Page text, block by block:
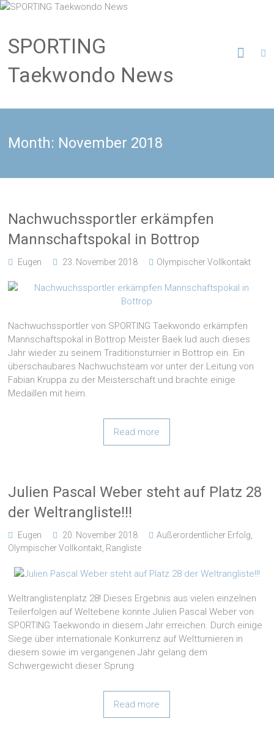
SPORTING
Taekwondo News
Month: November 2018
Nachwuchssportler erkämpfen
Mannschaftspokal in Bottrop
Eugen 23. November 2018 Olympischer Vollkontakt
Nachwuchssportler von SPORTING Taekwondo erkämpfen
Mannschaftspokal in Bottrop Meister Baek lud auch dieses
Jahr wieder zu seinem Traditionsturnier in Bottrop ein. Ein
überschaubares Nachwuchsteam vor unter der Leitung von
Fabian Kruppa zu der Meisterschaft und brachte einige
Medaillen mit heim.
Read more
Julien Pascal Weber steht auf Platz 28
der Weltrangliste!!!
Eugen 20. November 2018 Außerordentlicher Erfolg
Olympischer Vollkontakt Rangliste
Weltranglistenplatz 28! Dieses Ergebnis aus vielen einzelnen
Teilerfolgen auf Weltebene konnte Julien Pascal Weber von
SPORTING Taekwondo in diesem Jahr erreichen. Durch einige
Siege über internationale Konkurrenz auf Weltturnieren in
diesem sowie im vergangenen Jahr gelang dem
Schwergewicht dieser Sprung
Read more